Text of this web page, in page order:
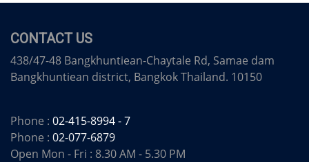
CONTACT US
438/47-48 Bangkhuntiean-Chaytale Rd, Samae dam
Bangkhuntiean district, Bangkok Thailand. 10150
Phone : 02-415-8994 - 7
Phone : 02-077-6879
Open Mon - Fri : 8.30 AM - 5.30 PM